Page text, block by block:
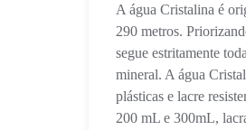
A água Cristalina é
290 metros.
segue estritamente
mineral. A água
plásticas e lacre
200 mL e 300mL,